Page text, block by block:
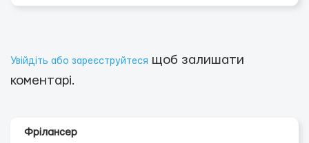
Увійдіть або зареєструйтеся щоб залишати
коментарі.
Фрілансер